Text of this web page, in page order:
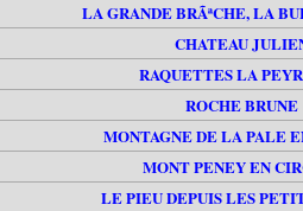
LA GRANDE BRÃªCHE, LA
CHATEAU
RAQUETTES LA
ROCHE BRUNE
MONTAGNE DE LA PALE
MONT PENEY EN
LE PIEU DEPUIS LES